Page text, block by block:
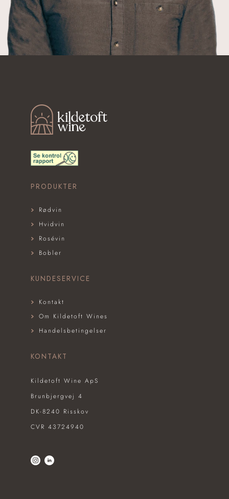
KILDETOFT WINE
PRODUKTER
Rødvin
Hvidvin
Rosévin
Bobler
KUNDESERVICE
Kontakt
Om Kildetoft Wines
Handelsbetingelser
KONTAKT
Kildetoft Wine ApS
Brunbjergvej 4
DK-8240 Risskov
CVR 43724940